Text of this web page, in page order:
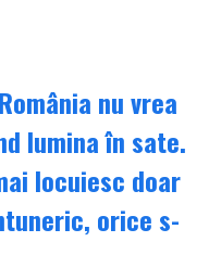
nu vrea
lumina în sate.
locuiesc doar
orice s-